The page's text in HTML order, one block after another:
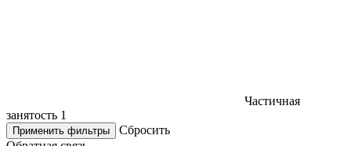
Частичная
занятость 1
Применить фильтры
Сбросить